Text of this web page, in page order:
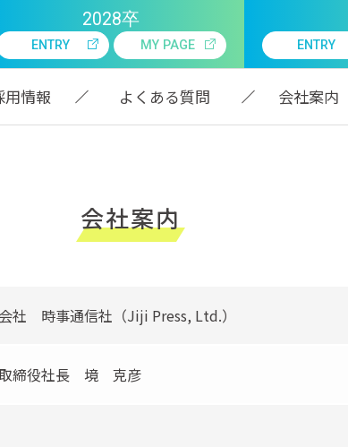
報
2028卒
ENTRY MY PAGE ENTRY
用情報 よくある質問 会社案内
会社案内
社 時事通信社（Jiji Press, Ltd.）
締役社長 境 克彦